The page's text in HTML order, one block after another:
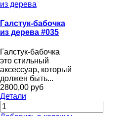
Галстук-бабочка
из дерева #035
Галстук-бабочка
это стильный
аксессуар, который
должен быть...
2800,00 руб
Детали